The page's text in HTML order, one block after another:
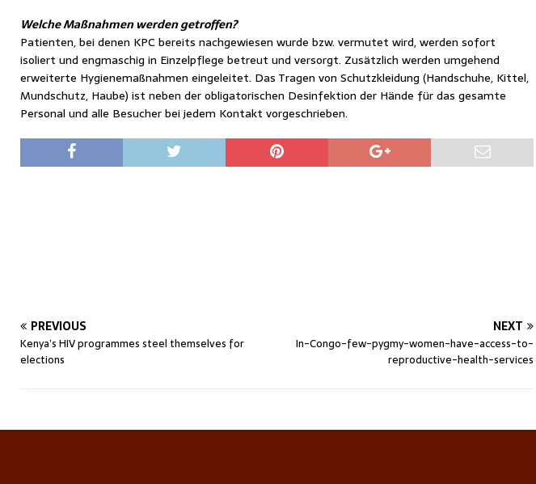
Welche Maßnahmen werden getroffen?
Patienten, bei denen KPC bereits nachgewiesen wurde bzw. vermutet wird, werden sofort
isoliert und engmaschig in Einzelpflege betreut und versorgt. Zusätzlich werden umgehend
erweiterte Hygienemaßnahmen eingeleitet. Das Tragen von Schutzkleidung (Handschuhe, Kittel,
Mundschutz, Haube) ist neben der obligatorischen Desinfektion der Hände für das gesamte
Personal und alle Besucher bei jedem Kontakt vorgeschrieben.
PREVIOUS
Kenya’s HIV programmes steel themselves for
elections
NEXT
In-Congo-few-pygmy-women-have-access-to-
reproductive-health-services